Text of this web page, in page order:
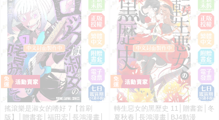
搖滾樂是淑女的嗜好 7【首刷
版】│贈書套│福田宏│長鴻漫畫│
轉生惡女的黑歷史 11│贈書套│冬
夏秋春│長鴻漫畫│BJ4動漫